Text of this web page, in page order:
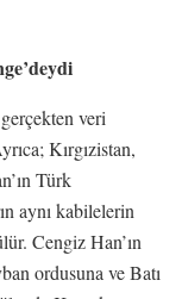
veri
Kırgızistan,
Türk
aynı kabilelerin
Cengiz Han’ın
ordusuna ve Batı